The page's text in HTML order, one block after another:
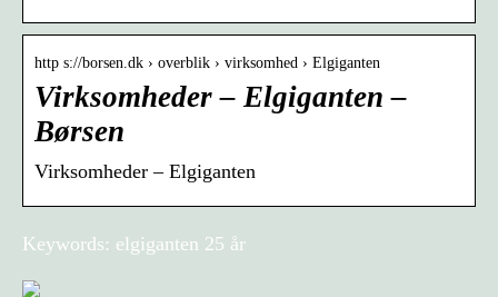
http s://borsen.dk › overblik › virksomhed › Elgiganten
Virksomheder – Elgiganten –
Børsen
Virksomheder – Elgiganten
Keywords: elgiganten 25 år